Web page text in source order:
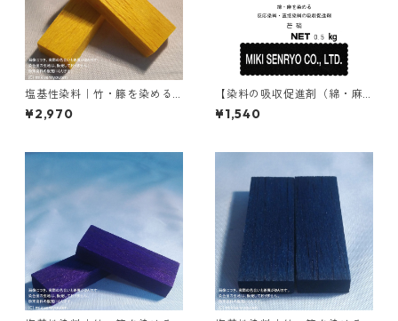
塩基性染料｜竹・籐を染める
｜100g｜塩基性エロー（液体
タイプ、黄色）
¥2,970
【染料の吸収促進剤（綿・麻
用）】｜500g｜無水芒硝
¥1,540